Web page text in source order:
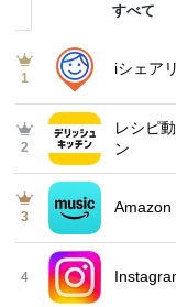
すべて
1
iシェア
2
レシピ
ン
3
Amazon
4